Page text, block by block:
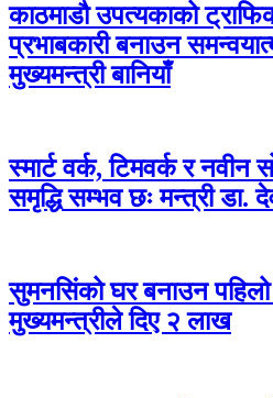
काठमाडौ उपत्यकाको
प्रभाबकारी बनाउन
मुख्यमन्त्री बानियाँ
स्मार्ट वर्क, टिमवर्क र नवीन
समृद्धि सम्भव छः मन्त्री डा.
सुमनसिंको घर बनाउन पहिलो
मुख्यमन्त्रीले दिए २ लाख